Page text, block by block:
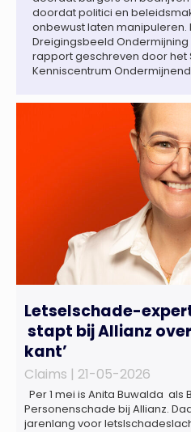
doordat politici en
onbewust laten manipuleren.
Dreigingsbeeld
rapport geschreven door het
Kenniscentrum
Letselschade-
stapt bij Allianz
kant’
Claims | 21-05-2026
Per 1 mei is Anita Buwalda als
Personenschade bij Allianz.
jarenlang voor